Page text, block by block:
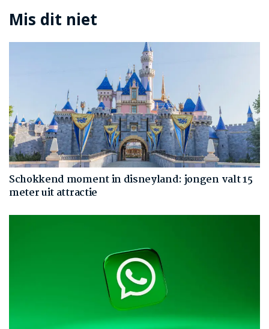
Mis dit niet
Schokkend moment in disneyland: jongen valt 15
meter uit attractie